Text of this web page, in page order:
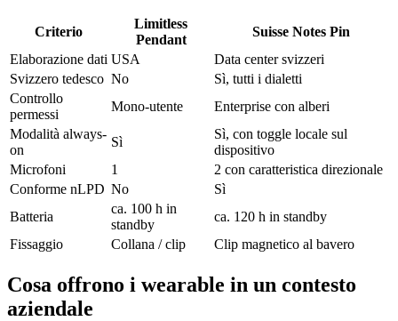
Criterio
Limitless
Pendant
Suisse Notes Pin
Elaborazione dati USA
Data center svizzeri
Svizzero tedesco No
Sì, tutti i dialetti
Controllo
permessi
Mono-utente
Enterprise con alberi
Modalità always-
on
Sì
Sì, con toggle locale sul
dispositivo
Microfoni
1
2 con caratteristica direzionale
Conforme nLPD No
Sì
Batteria
ca. 100 h in
standby
ca. 120 h in standby
Fissaggio
Collana / clip Clip magnetico al bavero
Cosa offrono i wearable in un contesto
aziendale